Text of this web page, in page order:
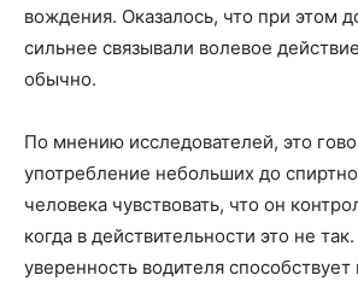
вождения. Оказалось, что при этом
сильнее связывали волевое
обычно.
По мнению исследователей, это
употребление небольших до
человека чувствовать, что он
когда в действительности это не
уверенность водителя